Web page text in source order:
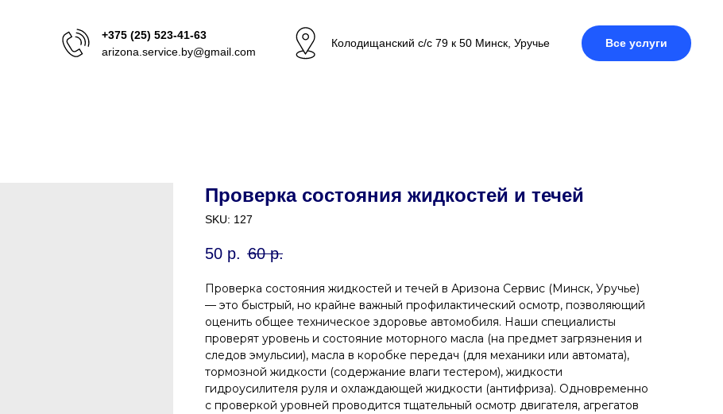
+375 (25) 523-41-63
arizona.service.by@gmail.com
Колодищанский с/с 79 к 50 Минск, Уручье Все услуги
Проверка состояния жидкостей и течей
SKU: 127
50 р. 60 р.
Проверка состояния жидкостей и течей в Аризона Сервис (Минск, Уручье)
— это быстрый, но крайне важный профилактический осмотр, позволяющий
оценить общее техническое здоровье автомобиля. Наши специалисты
проверят уровень и состояние моторного масла (на предмет загрязнения и
следов эмульсии), масла в коробке передач (для механики или автомата),
тормозной жидкости (содержание влаги тестером), жидкости
гидроусилителя руля и охлаждающей жидкости (антифриза). Одновременно
с проверкой уровней проводится тщательный осмотр двигателя, агрегатов